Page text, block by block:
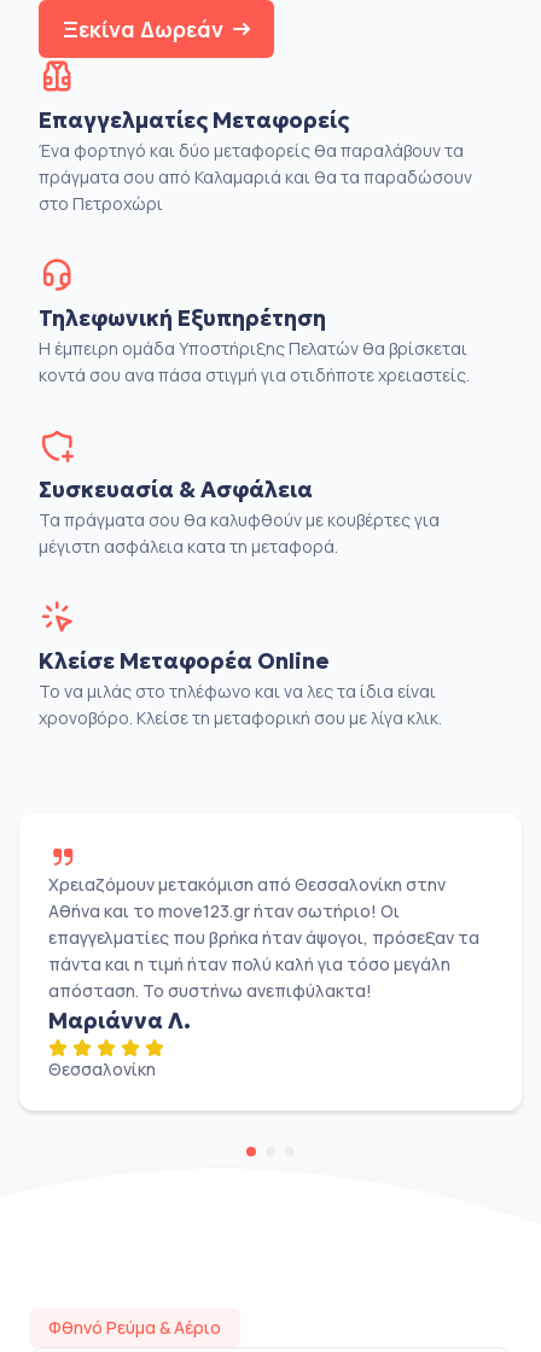
Ξεκίνα Δωρεάν
Επαγγελματίες Μεταφορείς
Ένα φορτηγό και δύο μεταφορείς θα παραλάβουν τα
πράγματα σου από Καλαμαριά και θα τα παραδώσουν
στο Πετροχώρι
Τηλεφωνική Εξυπηρέτηση
Η έμπειρη ομάδα Υποστήριξης Πελατών θα βρίσκεται
κοντά σου ανα πάσα στιγμή για οτιδήποτε χρειαστείς.
Συσκευασία & Ασφάλεια
Τα πράγματα σου θα καλυφθούν με κουβέρτες για
μέγιστη ασφάλεια κατα τη μεταφορά.
Κλείσε Μεταφορέα Online
Το να μιλάς στο τηλέφωνο και να λες τα ίδια είναι
χρονοβόρο. Κλείσε τη μεταφορική σου με λίγα κλικ.
Χρειαζόμουν μετακόμιση από Θεσσαλονίκη στην
Αθήνα και το move123.gr ήταν σωτήριο! Οι
επαγγελματίες που βρήκα ήταν άψογοι, πρόσεξαν τα
πάντα και η τιμή ήταν πολύ καλή για τόσο μεγάλη
απόσταση. Το συστήνω ανεπιφύλακτα!
Μαριάννα Λ.
Θεσσαλονίκη
Φθηνό Ρεύμα & Αέριο